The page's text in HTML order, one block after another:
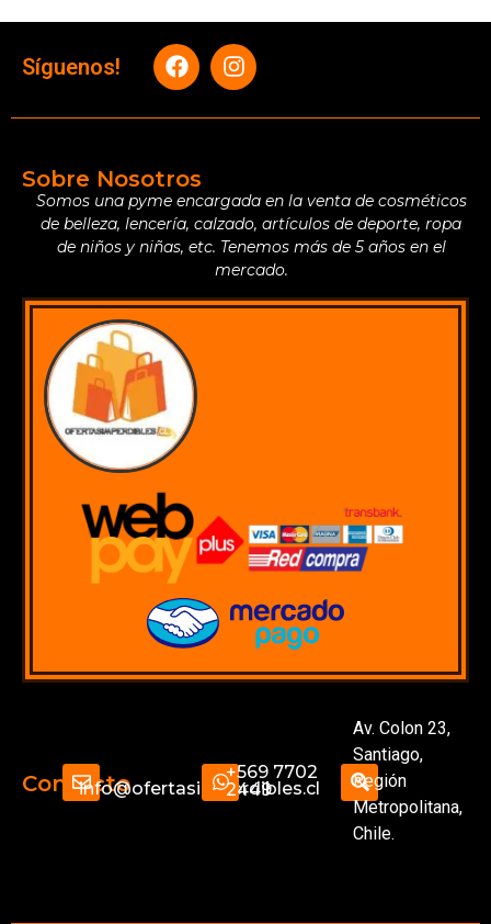
Síguenos!
Sobre Nosotros
Somos una pyme encargada en la venta de cosméticos
de belleza, lencería, calzado, artículos de deporte, ropa
de niños y niñas, etc. Tenemos más de 5 años en el
mercado.
Contactoinfo@ofertasimperdibles.cl
+569 7702
2449
Av. Colon 23,
Santiago,
Región
Metropolitana,
Chile.